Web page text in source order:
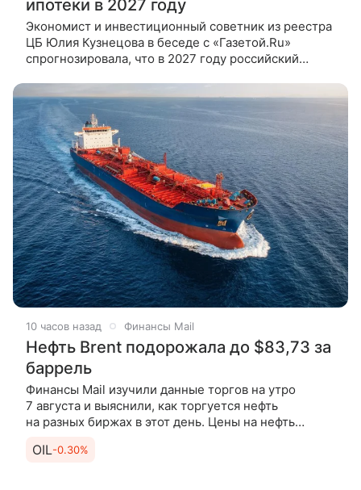
ипотеки в 2027 году
Экономист и инвестиционный советник из реестра
ЦБ Юлия Кузнецова в беседе с «Газетой.Ru»
спрогнозировала, что в 2027 году российский
10 часов назад Финансы Mail
Нефть Brent подорожала до $83,73 за
баррель
Финансы Mail изучили данные торгов на утро
7 августа и выяснили, как торгуется нефть
на разных биржах в этот день. Цены на нефть
существенного роста по итогам
OIL-0.30%